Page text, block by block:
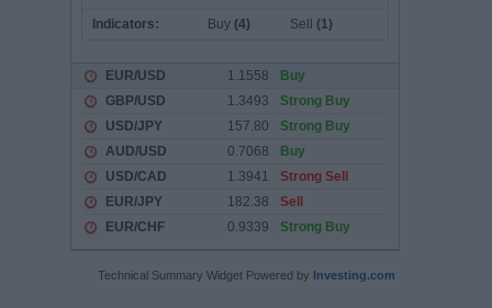
Technical Summary Widget Powered by Investing.com